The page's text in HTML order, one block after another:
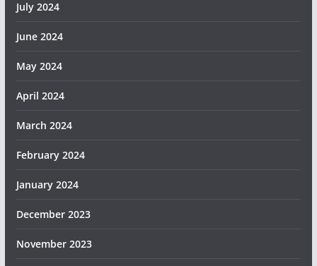
July 2024
June 2024
May 2024
April 2024
March 2024
February 2024
January 2024
December 2023
November 2023